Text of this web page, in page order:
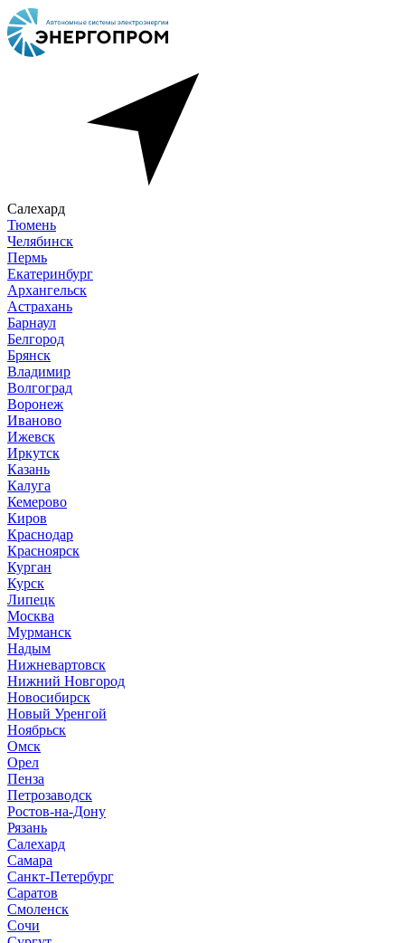
Салехард
Тюмень
Челябинск
Пермь
Екатеринбург
Архангельск
Астрахань
Барнаул
Белгород
Брянск
Владимир
Волгоград
Воронеж
Иваново
Ижевск
Иркутск
Казань
Калуга
Кемерово
Киров
Краснодар
Красноярск
Курган
Курск
Липецк
Москва
Мурманск
Надым
Нижневартовск
Нижний Новгород
Новосибирск
Новый Уренгой
Ноябрьск
Омск
Орел
Пенза
Петрозаводск
Ростов-на-Дону
Рязань
Салехард
Самара
Санкт-Петербург
Саратов
Смоленск
Сочи